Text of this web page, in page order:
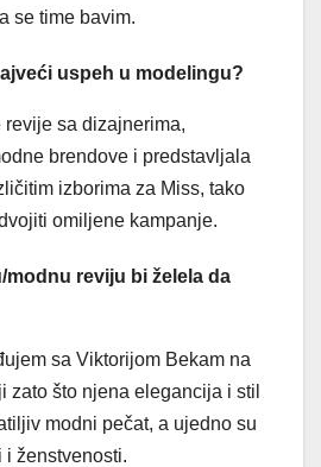
se time bavim.
uspeh u modelingu?
revije sa dizajnerima,
brendove i predstavljala
izborima za Miss, tako
omiljene kampanje.
modnu reviju bi želela da
sa Viktorijom Bekam na
zato što njena elegancija i stil
modni pečat, a ujedno su
i ženstvenosti.